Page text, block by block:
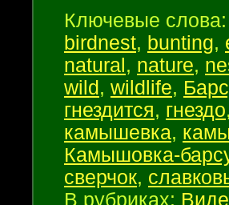
Ключевые слова:
birdnest, bunting,
natural , nature,
wild , wildlife,
гнездится, гнездо,
камышевка,
Камышовка-
сверчок,
В рубриках: